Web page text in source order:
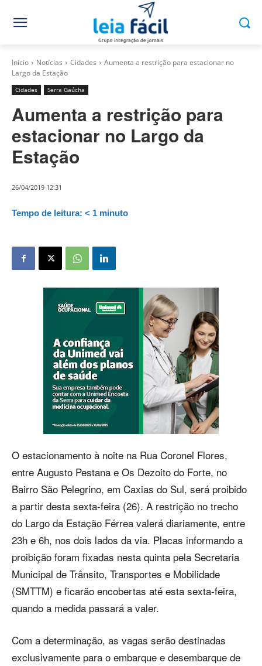
Início Notícias Cidades
Aumenta a restrição para estacionar no
Largo da Estação
Cidades Serra Gaúcha
Aumenta a restrição para
estacionar no Largo da
Estação
26/04/2019 12:31
Tempo de leitura: < 1 minuto
O estacionamento à noite na Rua Coronel Flores,
entre Augusto Pestana e Os Dezoito do Forte, no
Bairro São Pelegrino, em Caxias do Sul, será proibido
a partir desta sexta-feira (26). A restrição no trecho
do Largo da Estação Férrea valerá diariamente, entre
23h e 6h, nos dois lados da via. Placas informando a
proibição foram fixadas nesta quinta pela Secretaria
Municipal de Trânsito, Transportes e Mobilidade
(SMTTM) e ficarão encobertas até esta sexta-feira,
quando a medida passará a valer.
Com a determinação, as vagas serão destinadas
exclusivamente para o embarque e desembarque de